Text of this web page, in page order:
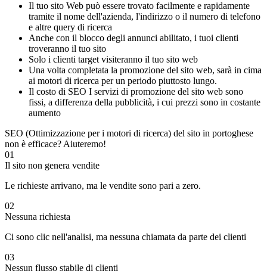
Il tuo sito Web può essere trovato facilmente e rapidamente
tramite il nome dell'azienda, l'indirizzo o il numero di telefono
e altre query di ricerca
Anche con il blocco degli annunci abilitato, i tuoi clienti
troveranno il tuo sito
Solo i clienti target visiteranno il tuo sito web
Una volta completata la promozione del sito web, sarà in cima
ai motori di ricerca per un periodo piuttosto lungo.
Il costo di SEO I servizi di promozione del sito web sono
fissi, a differenza della pubblicità, i cui prezzi sono in costante
aumento
SEO (Ottimizzazione per i motori di ricerca) del sito in portoghese
non è efficace? Aiuteremo!
01
Il sito non genera vendite
Le richieste arrivano, ma le vendite sono pari a zero.
02
Nessuna richiesta
Ci sono clic nell'analisi, ma nessuna chiamata da parte dei clienti
03
Nessun flusso stabile di clienti